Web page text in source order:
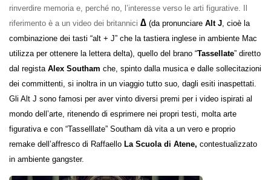
rinverdire memoria e, perché no, l’interesse verso le arti figurative. Il
riferimento è a un video dei britannici ∆ (da pronunciare Alt J , cioè la
combinazione dei tasti “alt + J” che la tastiera inglese in ambiente Mac
utilizza per ottenere la lettera delta), quello del brano “Tassellate” diretto
dal regista Alex Southam che, spinto dalla musica e dalle sollecitazioni
dei committenti, si inoltra in un viaggio tutto suo, dagli esiti inaspettati.
Gli Alt J sono famosi per aver vinto diversi premi per i video ispirati al
mondo dell’arte, ritenendo di esprimere nei propri testi, molta arte
figurativa e con “Tasselllate” Southam dà vita a un vero e proprio
remake dell’affresco di Raffaello La Scuola di Atene, contestualizzato
in ambiente gangster.